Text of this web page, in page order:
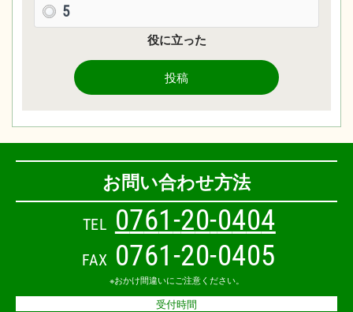
5
役に立った
投稿
お問い合わせ方法
TEL 0761-20-0404
FAX 0761-20-0405
※おかけ間違いにご注意ください。
受付時間